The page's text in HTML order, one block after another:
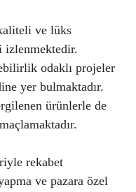
ve lüks
izlenmektedir.
odaklı projeler
yer bulmaktadır.
ürünlerle de
rekabet
ve pazara özel